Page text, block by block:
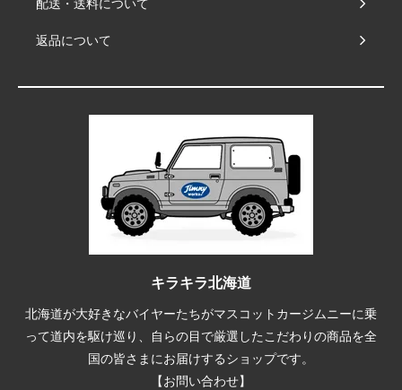
配送・送料について
返品について
キラキラ北海道
北海道が大好きなバイヤーたちがマスコットカージムニーに乗
って道内を駆け巡り、自らの目で厳選したこだわりの商品を全
国の皆さまにお届けするショップです。
【お問い合わせ】